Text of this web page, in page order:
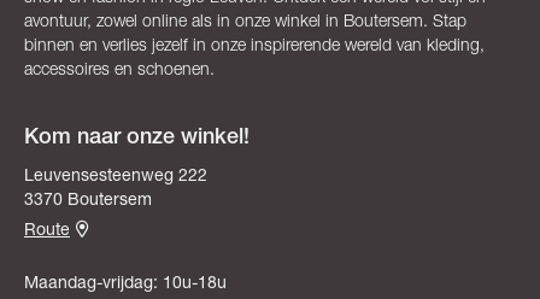
avontuur, zowel online als in onze winkel in Boutersem. Stap
binnen en verlies jezelf in onze inspirerende wereld van kleding,
accessoires en schoenen.
Kom naar onze winkel!
Leuvensesteenweg 222
3370 Boutersem
Route
Maandag-vrijdag: 10u-18u